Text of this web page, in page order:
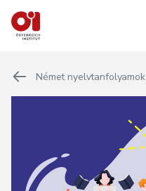
Német nyelvtanfolyamok